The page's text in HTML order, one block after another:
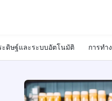
ดิษฐ์และระบบอัตโนมัติ การทำ